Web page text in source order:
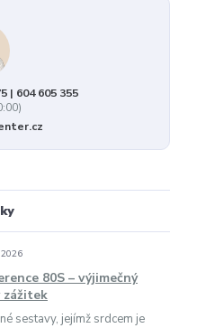
| 604 605 355
80S – výjimečný
zážitek
sestavy, jejímž srdcem je